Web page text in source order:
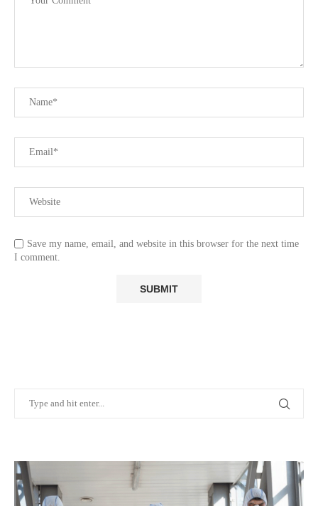
Save my name, email, and website in this browser for the next time
I comment.